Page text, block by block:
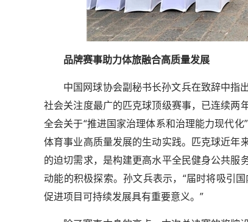
品牌赛事助力体旅融合高质量发展
中国网球协会副秘书长孙文兵在致辞中指
社会关注度最广的匹克球顶级赛事，已连续两
全会关于“推进国家治理体系和治理能力现代
体育事业高质量发展的生动实践。匹克球近年
的迫切需求，是构建更高水平全民健身公共服
动能的积极探索。孙文兵表示，“届时将吸引
促进项目可持续发展具有重要意义。”